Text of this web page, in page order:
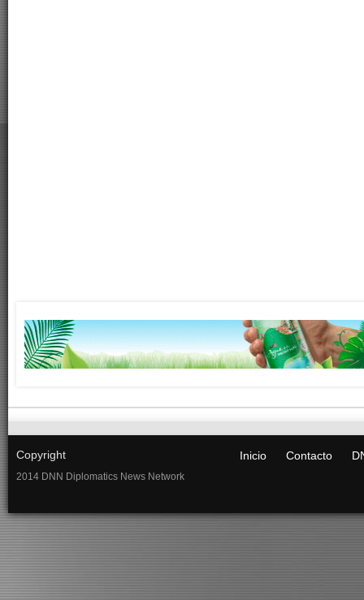
Copyright
2014 DNN Diplomatics News Network
Inicio Contacto